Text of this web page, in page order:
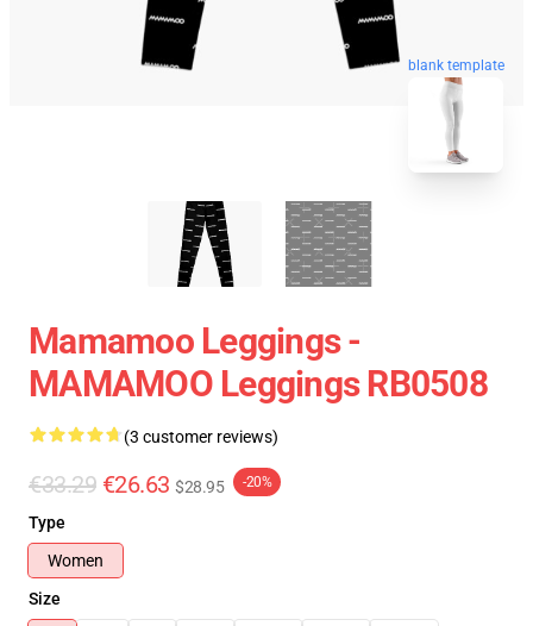
blank template
Mamamoo Leggings -
MAMAMOO Leggings RB0508
(3 customer reviews)
€33.29 €26.63 $28.95 -20%
Type
Women
Size